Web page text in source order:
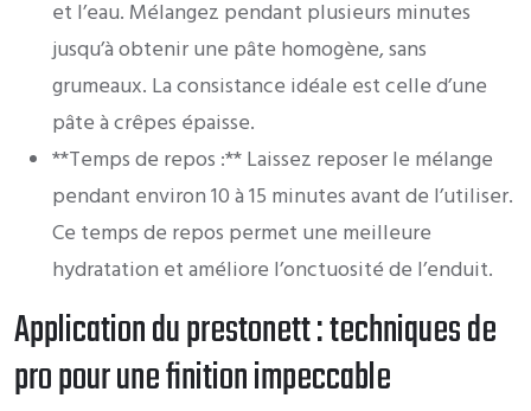
et l’eau. Mélangez pendant plusieurs minutes
jusqu’à obtenir une pâte homogène, sans
grumeaux. La consistance idéale est celle d’une
pâte à crêpes épaisse.
**Temps de repos :** Laissez reposer le mélange
pendant environ 10 à 15 minutes avant de l’utiliser.
Ce temps de repos permet une meilleure
hydratation et améliore l’onctuosité de l’enduit.
Application du prestonett : techniques de
pro pour une finition impeccable